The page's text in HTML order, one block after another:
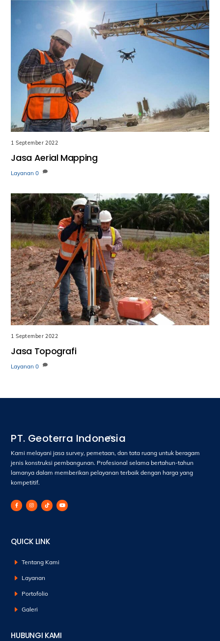
1 September 2022
Jasa Aerial Mapping
Layanan 0
1 September 2022
Jasa Topografi
Layanan 0
Back
To
Top
PT. Geoterra Indonesia
Kami melayani jasa survey, pemetaan, dan tata ruang untuk beragam
jenis konstruksi pembangunan. Profesional selama bertahun-tahun
lamanya dalam memberikan pelayanan terbaik dengan harga yang
kompetitif.
QUICK LINK
Tentang Kami
Layanan
Portofolio
Galeri
HUBUNGI KAMI